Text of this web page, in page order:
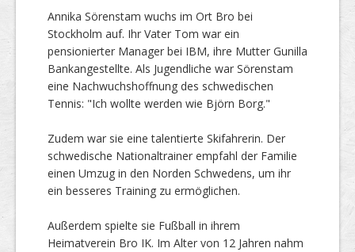
Annika Sörenstam wuchs im Ort Bro bei
Stockholm auf. Ihr Vater Tom war ein
pensionierter Manager bei IBM, ihre Mutter Gunilla
Bankangestellte. Als Jugendliche war Sörenstam
eine Nachwuchshoffnung des schwedischen
Tennis: "Ich wollte werden wie Björn Borg."
Zudem war sie eine talentierte Skifahrerin. Der
schwedische Nationaltrainer empfahl der Familie
einen Umzug in den Norden Schwedens, um ihr
ein besseres Training zu ermöglichen.
Außerdem spielte sie Fußball in ihrem
Heimatverein Bro IK. Im Alter von 12 Jahren nahm